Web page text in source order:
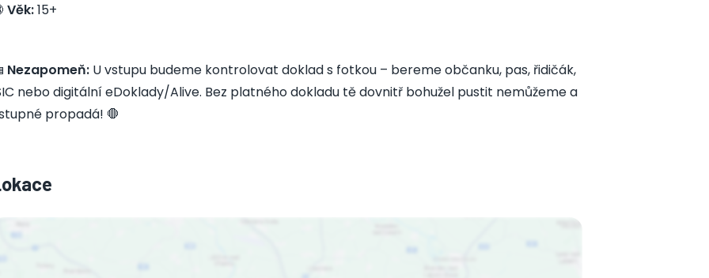
Věk:15+
Nezapomeň: U vstupu budeme kontrolovat doklad s fotkou – bereme občanku, pas, řidičák,
nebo digitální eDoklady/Alive. Bez platného dokladu tě dovnitř bohužel pustit nemůžeme a
propadá! 🛑